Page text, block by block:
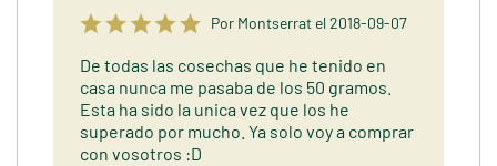
Por Montserrat el 2018-09-07
De todas las cosechas que he tenido en
casa nunca me pasaba de los 50 gramos.
Esta ha sido la unica vez que los he
superado por mucho. Ya solo voy a comprar
con vosotros :D